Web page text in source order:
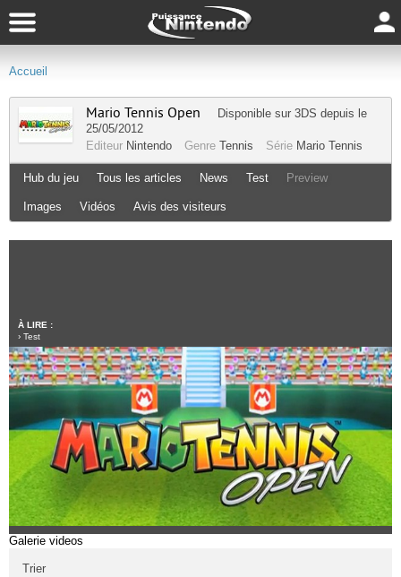
Accueil
Mario Tennis Open Disponible sur 3DS depuis le
25/05/2012
Editeur Nintendo Genre Tennis Série Mario Tennis
Hub du jeu Tous les articles News Test Preview
Images Vidéos Avis des visiteurs
À LIRE :
› Test
Galerie videos
Trier